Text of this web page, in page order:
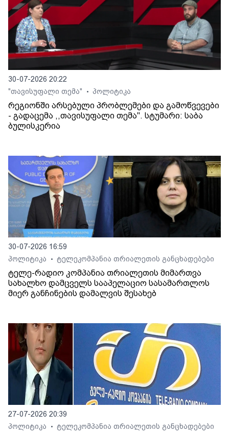
30-07-2026 20:22
"თავისუფალი თემა"
• პოლიტიკა
რეგიონში არსებული პრობლემები და გამოწვევები
- გადაცემა ,,თავისუფალი თემა". სტუმარი: საბა
ბულისკერია
30-07-2026 16:59
პოლიტიკა
• ტელეკომპანია თრიალეთის განცხადებები
ტელე-რადიო კომპანია თრიალეთის მიმართვა
სახალხო დამცველს სააპელაციო სასამართლოს
მიერ განჩინების დამალვის შესახებ
27-07-2026 20:39
პოლიტიკა
• ტელეკომპანია თრიალეთის განცხადებები